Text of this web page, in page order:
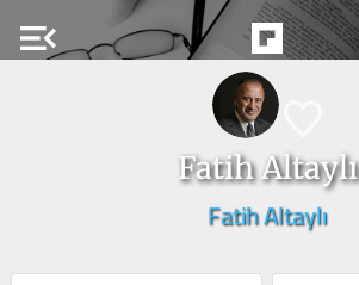
menu_open
Fatih Altaylı
Fatih Altaylı